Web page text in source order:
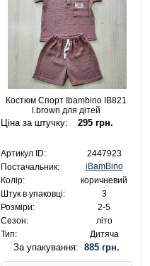
Костюм Спорт Ibambino IB821
l.brown для дітей
Ціна за штучку: 295 грн.
Артикул ID:
2447923
Постачальник:
iBamBino
Колір:
коричневий
Штук в упаковці:
3
Розміри:
2-5
Сезон:
літо
Тип:
Дитяча
За упакування: 885 грн.